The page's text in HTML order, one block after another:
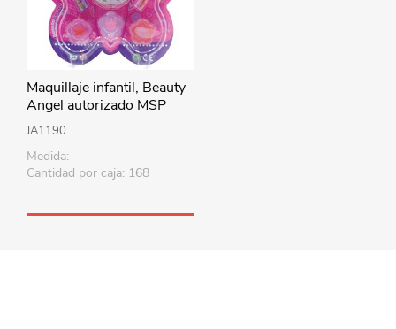
Maquillaje infantil, Beauty
Angel autorizado MSP
JA1190
Medida:
Cantidad por caja: 168